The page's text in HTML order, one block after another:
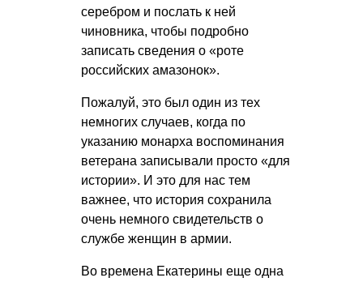
серебром и послать к ней
чиновника, чтобы подробно
записать сведения о «роте
российских амазонок».
Пожалуй, это был один из тех
немногих случаев, когда по
указанию монарха воспоминания
ветерана записывали просто «для
истории». И это для нас тем
важнее, что история сохранила
очень немного свидетельств о
службе женщин в армии.
Во времена Екатерины еще одна